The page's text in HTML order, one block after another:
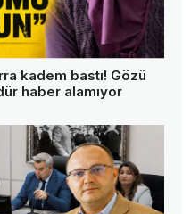
kadem bastı! Gözü
haber alamıyor